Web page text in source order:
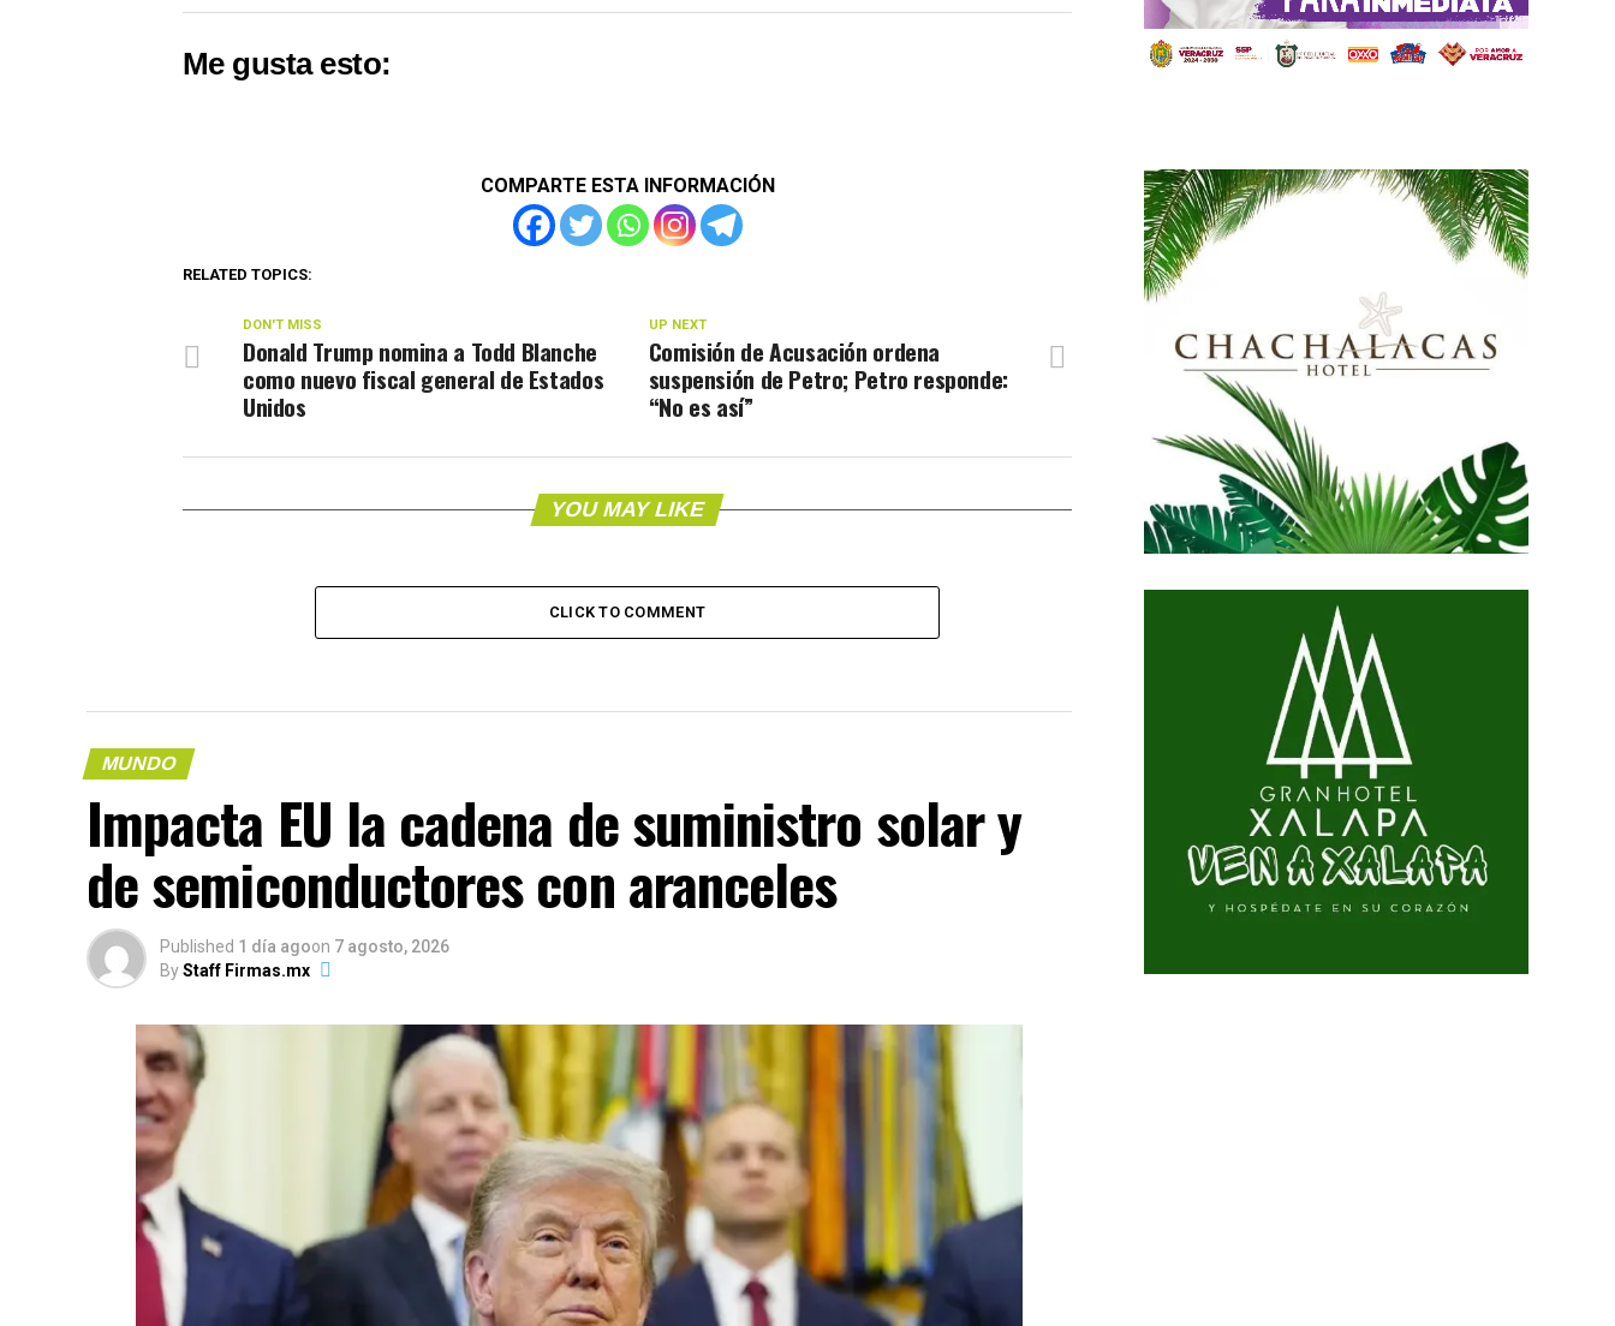
Me gusta esto:
COMPARTE ESTA INFORMACIÓN
RELATED TOPICS:
UP NEXT
Comisión de Acusación ordena
suspensión de Petro; Petro responde:
“No es así”
DON'T MISS
Donald Trump nomina a Todd Blanche
como nuevo fiscal general de Estados
Unidos
YOU MAY LIKE
CLICK TO COMMENT
MUNDO
Impacta EU la cadena de suministro solar y
de semiconductores con aranceles
Published 1 día agoon 7 agosto, 2026
ByStaff Firmas.mx